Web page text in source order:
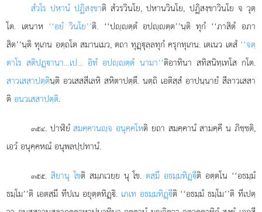
สํวโร ปหานํ ปฏิสงฺขาติ สํวรวินโย, ปหานวินโย, ปฏิสงฺขาวินโย จ วุตฺ
โต. เตนาห ‘‘อยํ วินโย’’ติ. ‘‘ปฺตฺตํ อปฺตฺต’’นฺติ ทุกํ ‘‘ภาสิตํ อภา
สิต’’นฺติ ทุเกน อตฺถโต สมานเมว, ตถา ทุฏฺุลฺลทุกํ ครุกทุเกน. เตเนว เตสํ ‘‘จตฺ
ตาโร สติปฏฺานา…เป… อิทํ อปฺตฺตํ นามา’’ติอาทินา สทิสนิทฺเทโส กโต.
สาวเสสาปตฺตินฺติ อวเสสสีเลหิ สหิตาปตฺตึ. นตฺถิ เอติสฺสํ อาปนฺนายํ สีลาวเสสา
ติอนวเสสาปตฺติ.
๓๕๔. ปาฬิยํสมคฺคานฺจ อนุคฺคโหติ ยถา สมคฺคานํ สามคฺคี น ภิชฺชติ,
เอวํ อนุคฺคหณํ อนุพลปฺปทานํ.
๓๕๕. สิยานุ โขติ สมฺภเวยฺย นุ โข.ตสฺมึ อธมฺมทิฏฺีติ อตฺตโน ‘‘อธมฺมํ
ธมฺโม’’ติ เอตสฺมึ ทีปเน อยุตฺตทิฏฺิ. เภเท อธมฺมทิฏฺีติ ‘‘อธมฺมํ ธมฺโม’’ติ ทีเปตฺ